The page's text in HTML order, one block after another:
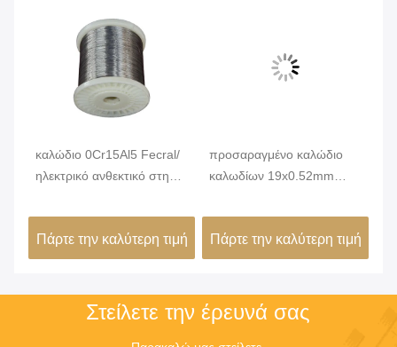
καλώδιο 0Cr15Al5 Fecral/
ηλεκτρικό ανθεκτικό στη
φούρνο
Πάρτε την καλύτερη τιμή
προσαραγμένο καλώδιο
καλωδίων 19x0.52mm
στοιχεία θέρμανσης
Πάρτε την καλύτερη τιμή
Στείλετε την έρευνά σας